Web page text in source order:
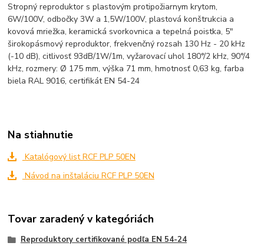
Stropný reproduktor s plastovým protipožiarnym krytom,
6W/100V, odbočky 3W a 1,5W/100V, plastová konštrukcia a
kovová mriežka, keramická svorkovnica a tepelná poistka, 5"
širokopásmový reproduktor, frekvenčný rozsah 130 Hz - 20 kHz
(-10 dB), citlivosť 93dB/1W/1m, vyžarovací uhol 180°/2 kHz, 90°/4
kHz, rozmery: Ø 175 mm, výška 71 mm, hmotnosť 0,63 kg, farba
biela RAL 9016, certifikát EN 54-24
Na stiahnutie
Katalógový list RCF PLP 50EN
Návod na inštaláciu RCF PLP 50EN
Tovar zaradený v kategóriách
Reproduktory certifikované podľa EN 54-24